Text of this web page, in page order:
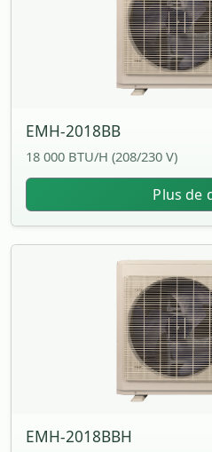
EMH-2018BB
18 000 BTU/H (208/230 V)
Plus de
EMH-2018BBH